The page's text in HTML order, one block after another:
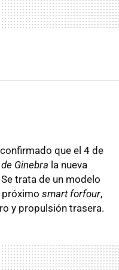
que el 4 de
Ginebra la nueva
Se trata de un modelo
smart forfour,
y propulsión trasera.